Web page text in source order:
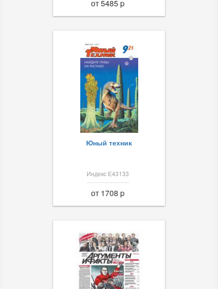
от 5485 p
Юный техник
Индекс Е43133
от 1708 p